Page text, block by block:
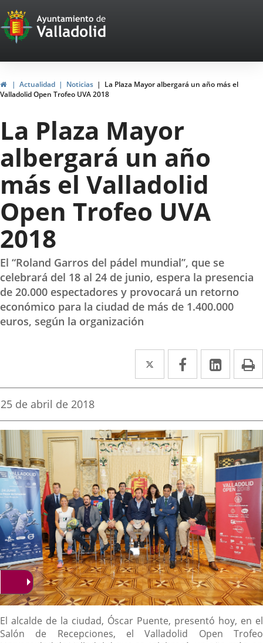
Portal
Web
del
Ayuntamiento
de
Valladolid
InicioActualidad Noticias
La Plaza Mayor albergará un año más el
Valladolid Open Trofeo UVA 2018
La Plaza Mayor
albergará un año
más el Valladolid
Open Trofeo UVA
2018
El “Roland Garros del pádel mundial”, que se
celebrará del 18 al 24 de junio, espera la presencia
de 20.000 espectadores y provocará un retorno
económico para la ciudad de más de 1.400.000
euros, según la organización
Twitter
Enlace
a
aplicación
externa.
Facebook
Enlace
a
aplicación
externa.
Enlace
a
Fecha
la
noticia
25 de abril de 2018
Descripción
El alcalde de la ciudad, Óscar Puente, presentó hoy, en el
Salón de Recepciones, el Valladolid Open Trofeo